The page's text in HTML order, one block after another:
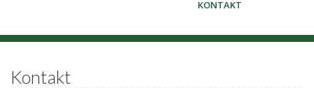
KONTAKT
Kontakt